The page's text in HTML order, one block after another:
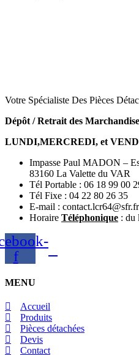
Votre Spécialiste Des Pièces
Dépôt / Retrait des
LUNDI,MERCREDI, et
Impasse Paul MADON –
83160 La Valette du VAR
Tél Portable : 06 18 99 00
Tél Fixe : 04 22 80 26 35
E-mail : contact.lcr64@sfr.fr
Horaire Téléphonique : du
f
MENU
Accueil
Produits
Pièces détachées
Devis
Contact